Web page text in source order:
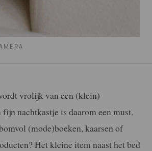
vrolijk van een (klein)
nachtkastje is daarom een must.
(mode)boeken, kaarsen of
Het kleine item naast het bed